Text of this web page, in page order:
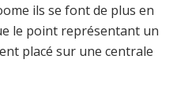
ils se font de plus en
le point représentant un
placé sur une centrale